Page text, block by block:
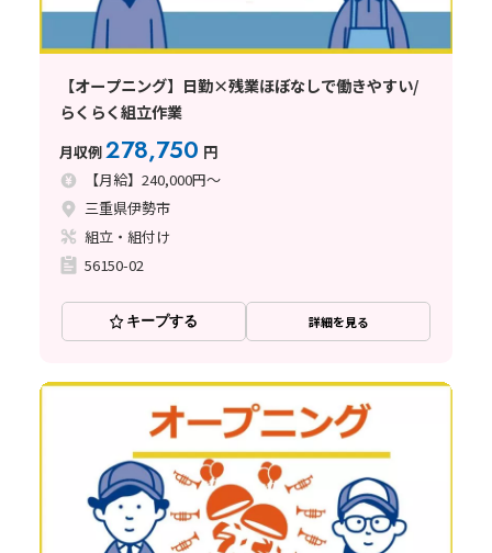
【オープニング】日勤×残業ほぼなしで働きやすい/
らくらく組立作業
月収例278,750 円
【月給】240,000円～
三重県伊勢市
組立・組付け
56150-02
キープする 詳細を見る